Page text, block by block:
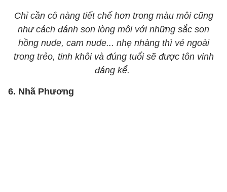
Chỉ cần cô nàng tiết chế hơn trong màu môi cũng
như cách đánh son lòng môi với những sắc son
hồng nude, cam nude... nhẹ nhàng thì vẻ ngoài
trong trẻo, tinh khôi và đúng tuổi sẽ được tôn vinh
đáng kể.
6. Nhã Phương